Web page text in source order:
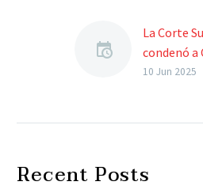
La Corte
condenó a
Kirchner y
10 Jun 2025
Recent Posts